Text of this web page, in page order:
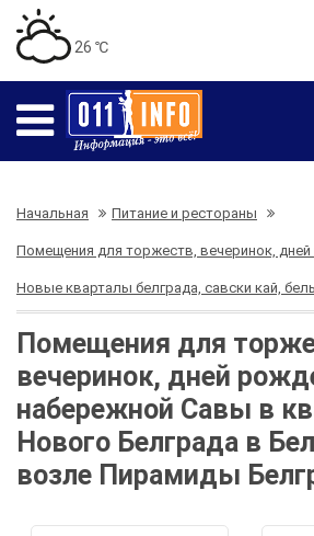
26 ℃
Начальная Питание и рестораны
Помещения для торжеств, вечеринок,
Новые кварталы белграда, савски кай,
Помещения для
вечеринок, дней
набережной Савы в
Нового Белграда в
возле Пирамиды